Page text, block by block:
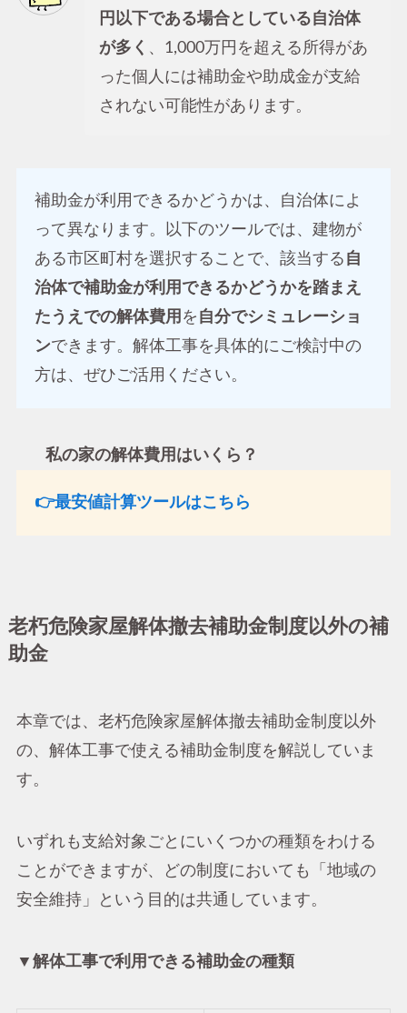
円以下である場合としている自治体
が多く 、1,000万円を超える所得があ
った個人には補助金や助成金が支給
されない可能性があります。
補助金が利用できるかどうかは、自治体によ
って異なります。以下のツールでは、建物が
ある市区町村を選択することで、該当する 自
治体で補助金が利用できるかどうかを踏まえ
たうえでの解体費用 を 自分でシミュレーショ
ンできます。解体工事を具体的にご検討中の
方は、ぜひご活用ください。
私の家の解体費用はいくら？
👉最安値計算ツールはこちら
老朽危険家屋解体撤去補助金制度以外の補
助金
本章では、老朽危険家屋解体撤去補助金制度以外
の、解体工事で使える補助金制度を解説していま
す。
いずれも支給対象ごとにいくつかの種類をわける
ことができますが、どの制度においても「地域の
安全維持」という目的は共通しています。
▼解体工事で利用できる補助金の種類